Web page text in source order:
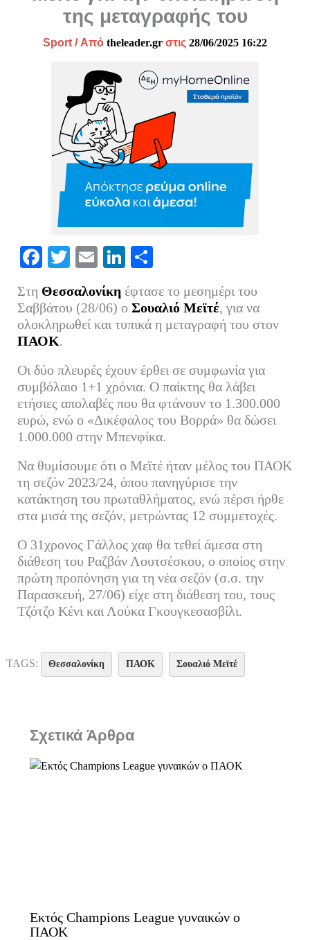
της μεταγραφής του
Sport / Από theleader.gr στις 28/06/2025 16:22
Fa
bo
ok
T
wi
tte
r
E
m
ail
Li
nk
ed
In
ρ
α
εί
τε
Στη Θεσσαλονίκηέφτασε το μεσημέρι του
Σαββάτου (28/06) ο Σουαλιό Μεϊτέ, για να
ολοκληρωθεί και τυπικά η μεταγραφή του στον
ΠΑΟΚ.
Οι δύο πλευρές έχουν έρθει σε συμφωνία για
συμβόλαιο 1+1 χρόνια. Ο παίκτης θα λάβει
ετήσιες απολαβές που θα φτάνουν το 1.300.000
ευρώ, ενώ ο «Δικέφαλος του Βορρά» θα δώσει
1.000.000 στην Μπενφίκα.
Να θυμίσουμε ότι ο Μεϊτέ ήταν μέλος του ΠΑΟΚ
τη σεζόν 2023/24, όπου πανηγύρισε την
κατάκτηση του πρωταθλήματος, ενώ πέρσι ήρθε
στα μισά της σεζόν, μετρώντας 12 συμμετοχές.
Ο 31χρονος Γάλλος χαφ θα τεθεί άμεσα στη
διάθεση του Ραζβάν Λουτσέσκου, ο οποίος στην
πρώτη προπόνηση για τη νέα σεζόν (σ.σ. την
Παρασκευή, 27/06) είχε στη διάθεση του, τους
Τζότζο Κένι και Λούκα Γκουγκεσασβίλι.
TAGS: Θεσσαλονίκη ΠΑΟΚ Σουαλιό Μεϊτέ
Σχετικά Άρθρα
Εκτός Champions League γυναικών ο
ΠΑΟΚ